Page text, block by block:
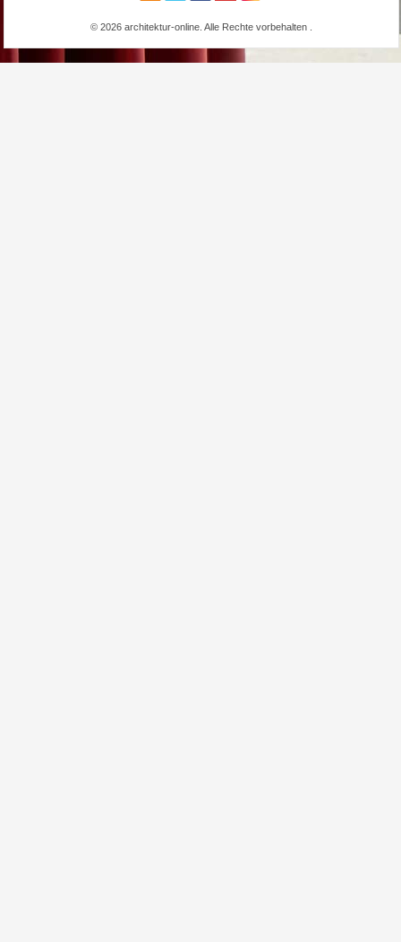
© 2026 architektur-online. Alle Rechte vorbehalten .